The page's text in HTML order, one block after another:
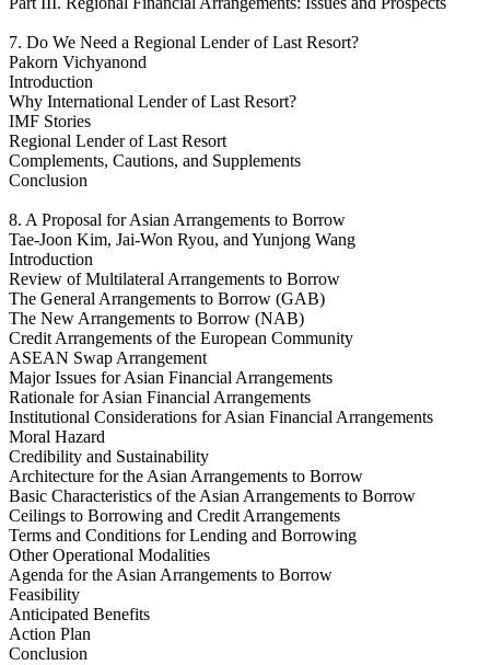
7. Do We Need a Regional Lender of Last Resort?
Pakorn Vichyanond
Introduction
Why International Lender of Last Resort?
IMF Stories
Regional Lender of Last Resort
Complements, Cautions, and Supplements
Conclusion
8. A Proposal for Asian Arrangements to Borrow
Tae-Joon Kim, Jai-Won Ryou, and Yunjong Wang
Introduction
Review of Multilateral Arrangements to Borrow
The General Arrangements to Borrow (GAB)
The New Arrangements to Borrow (NAB)
Credit Arrangements of the European Community
ASEAN Swap Arrangement
Major Issues for Asian Financial Arrangements
Rationale for Asian Financial Arrangements
Institutional Considerations for Asian Financial Arrangements
Moral Hazard
Credibility and Sustainability
Architecture for the Asian Arrangements to Borrow
Basic Characteristics of the Asian Arrangements to Borrow
Ceilings to Borrowing and Credit Arrangements
Terms and Conditions for Lending and Borrowing
Other Operational Modalities
Agenda for the Asian Arrangements to Borrow
Feasibility
Anticipated Benefits
Action Plan
Conclusion